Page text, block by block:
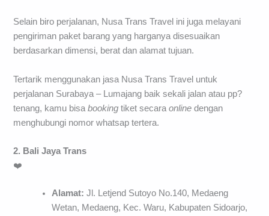
Selain biro perjalanan, Nusa Trans Travel ini juga melayani
pengiriman paket barang yang harganya disesuaikan
berdasarkan dimensi, berat dan alamat tujuan.
Tertarik menggunakan jasa Nusa Trans Travel untuk
perjalanan Surabaya – Lumajang baik sekali jalan atau pp?
tenang, kamu bisabooking tiket secaraonline dengan
menghubungi nomor whatsap tertera.
2. Bali Jaya Trans
❤️
Alamat: Jl. Letjend Sutoyo No.140, Medaeng
Wetan, Medaeng, Kec. Waru, Kabupaten Sidoarjo,